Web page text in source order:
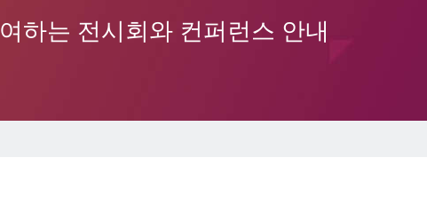
하는 전시회와 컨퍼런스 안내